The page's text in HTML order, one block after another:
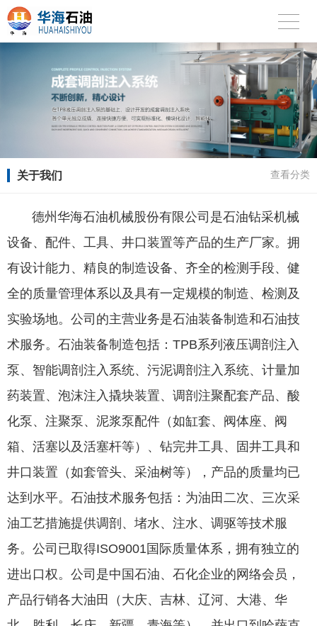
关于我们 查看分类
德州华海石油机械股份有限公司是石油钻采机械
设备、配件、工具、井口装置等产品的生产厂家。拥
有设计能力、精良的制造设备、齐全的检测手段、健
全的质量管理体系以及具有一定规模的制造、检测及
实验场地。公司的主营业务是石油装备制造和石油技
术服务。石油装备制造包括：TPB系列液压调剖注入
泵、智能调剖注入系统、污泥调剖注入系统、计量加
药装置、泡沫注入撬块装置、调剖注聚配套产品、酸
化泵、注聚泵、泥浆泵配件（如缸套、阀体座、阀
箱、活塞以及活塞杆等）、钻完井工具、固井工具和
井口装置（如套管头、采油树等），产品的质量均已
达到水平。石油技术服务包括：为油田二次、三次采
油工艺措施提供调剖、堵水、注水、调驱等技术服
务。公司已取得ISO9001国际质量体系，拥有独立的
进出口权。公司是中国石油、石化企业的网络会员，
产品行销各大油田（大庆、吉林、辽河、大港、华